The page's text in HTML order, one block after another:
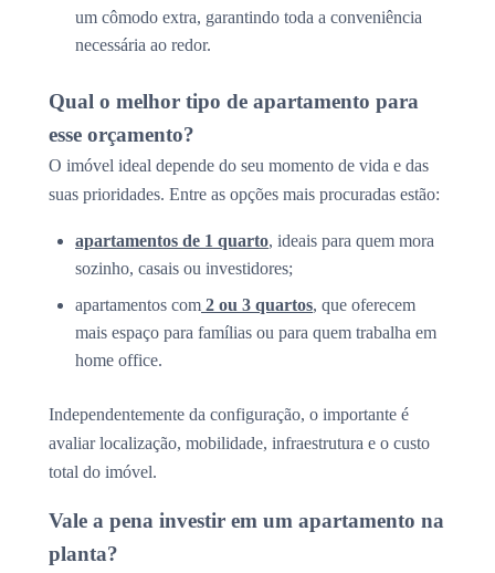
um cômodo extra, garantindo toda a conveniência
necessária ao redor.
Qual o melhor tipo de apartamento para
esse orçamento?
O imóvel ideal depende do seu momento de vida e das
suas prioridades. Entre as opções mais procuradas estão:
apartamentos de 1 quarto, ideais para quem mora
sozinho, casais ou investidores;
apartamentos com 2 ou 3 quartos, que oferecem
mais espaço para famílias ou para quem trabalha em
home office.
Independentemente da configuração, o importante é
avaliar localização, mobilidade, infraestrutura e o custo
total do imóvel.
Vale a pena investir em um apartamento na
planta?